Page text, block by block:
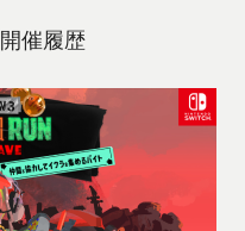
開催履歴